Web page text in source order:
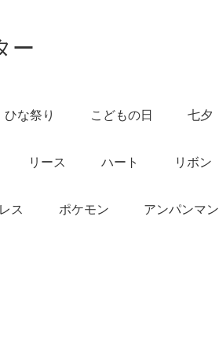
ー
ひな祭り こどもの日 七夕
リース ハート リボン
ス ポケモン アンパンマン